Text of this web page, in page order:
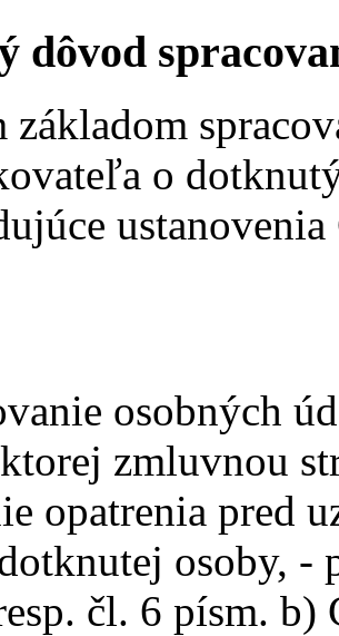
dôvod
základom
o
osobných
zmluvnou
opatrenia pred
osoby, -
čl. 6 písm. b)